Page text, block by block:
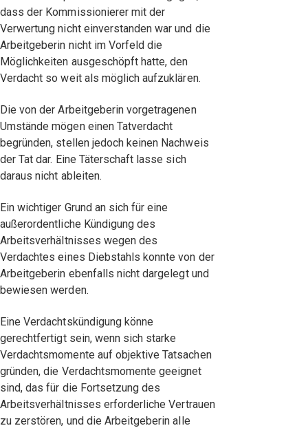
dass der Kommissionierer mit der
Verwertung nicht einverstanden war und die
Arbeitgeberin nicht im Vorfeld die
Möglichkeiten ausgeschöpft hatte, den
Verdacht so weit als möglich aufzuklären.
Die von der Arbeitgeberin vorgetragenen
Umstände mögen einen Tatverdacht
begründen, stellen jedoch keinen Nachweis
der Tat dar. Eine Täterschaft lasse sich
daraus nicht ableiten.
Ein wichtiger Grund an sich für eine
außerordentliche Kündigung des
Arbeitsverhältnisses wegen des
Verdachtes eines Diebstahls konnte von der
Arbeitgeberin ebenfalls nicht dargelegt und
bewiesen werden.
Eine Verdachtskündigung könne
gerechtfertigt sein, wenn sich starke
Verdachtsmomente auf objektive Tatsachen
gründen, die Verdachtsmomente geeignet
sind, das für die Fortsetzung des
Arbeitsverhältnisses erforderliche Vertrauen
zu zerstören, und die Arbeitgeberin alle